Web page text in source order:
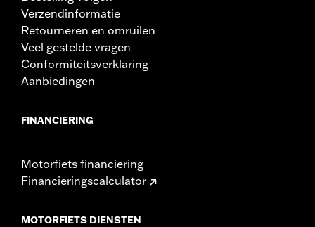
Verzendinformatie
Retourneren en omruilen
Veel gestelde vragen
Conformiteitsverklaring
Aanbiedingen
FINANCIERING
Motorfiets financiering
Financieringscalculator
MOTORFIETS DIENSTEN